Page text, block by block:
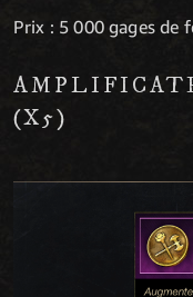
Prix : 5 000 gages de
(X5)